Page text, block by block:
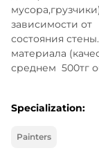
зависимости от
состояния
материала
среднем  500тг
Specialization:
Painters